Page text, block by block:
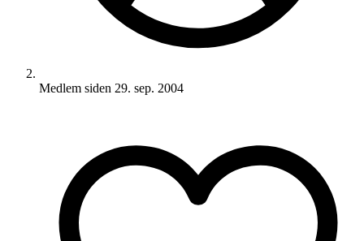
Medlem siden 29. sep. 2004